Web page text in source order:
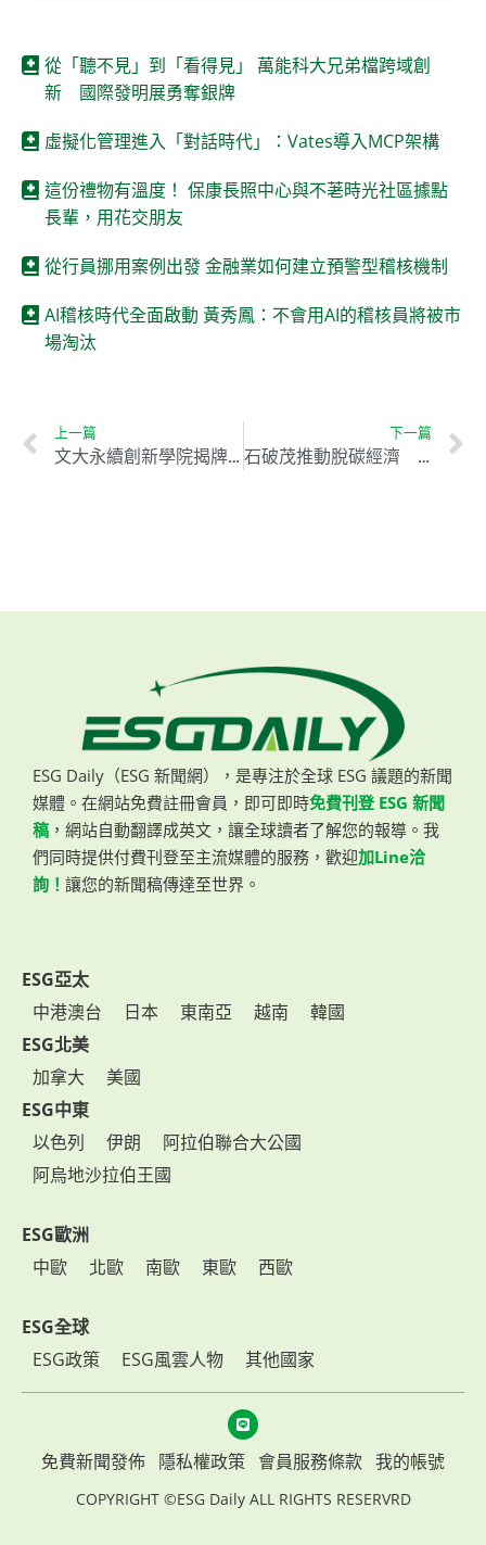
從「聽不見」到「看得見」 萬能科大兄弟檔跨域創
新 國際發明展勇奪銀牌
虛擬化管理進入「對話時代」：Vates導入MCP架構
這份禮物有溫度！ 保康長照中心與不荖時光社區據點
長輩，用花交朋友
從行員挪用案例出發 金融業如何建立預警型稽核機制
AI稽核時代全面啟動 黃秀鳳：不會用AI的稽核員將被市
場淘汰
上一篇
文大永續創新學院揭牌 開啟跨域永續教育新里程
下一篇
石破茂推動脫碳經濟 核能與綠能並行吸引企業投資
ESG Daily（ESG 新聞網），是專注於全球 ESG 議題的新聞
媒體。在網站免費註冊會員，即可即時免費刊登 ESG 新聞
稿 ，網站自動翻譯成英文，讓全球讀者了解您的報導。我
們同時提供付費刊登至主流媒體的服務，歡迎加Line洽
詢！ 讓您的新聞稿傳達至世界。
ESG亞太
中港澳台
日本 東南亞 越南
韓國
ESG北美
加拿大
美國
ESG中東
以色列
伊朗
阿拉伯聯合大公國
阿烏地沙拉伯王國
ESG歐洲
中歐
北歐 南歐 東歐 西歐
ESG全球
ESG政策
ESG風雲人物 其他國家
免費新聞發佈 隱私權政策 會員服務條款 我的帳號
COPYRIGHT ©ESG Daily ALL RIGHTS RESERVRD